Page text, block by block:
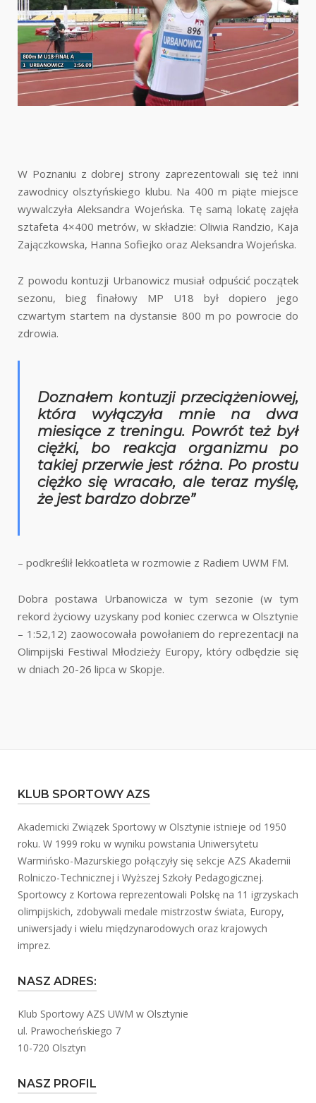
W Poznaniu z dobrej strony zaprezentowali się też inni
zawodnicy olsztyńskiego klubu. Na 400 m piąte miejsce
wywalczyła Aleksandra Wojeńska. Tę samą lokatę zajęła
sztafeta 4×400 metrów, w składzie: Oliwia Randzio, Kaja
Zajączkowska, Hanna Sofiejko oraz Aleksandra Wojeńska.
Z powodu kontuzji Urbanowicz musiał odpuścić początek
sezonu, bieg finałowy MP U18 był dopiero jego
czwartym startem na dystansie 800 m po powrocie do
zdrowia.
Doznałem kontuzji przeciążeniowej,
która wyłączyła mnie na dwa
miesiące z treningu. Powrót też był
ciężki, bo reakcja organizmu po
takiej przerwie jest różna. Po prostu
ciężko się wracało, ale teraz myślę,
że jest bardzo dobrze”
– podkreślił lekkoatleta w rozmowie z Radiem UWM FM.
Dobra postawa Urbanowicza w tym sezonie (w tym
rekord życiowy uzyskany pod koniec czerwca w Olsztynie
– 1:52,12) zaowocowała powołaniem do reprezentacji na
Olimpijski Festiwal Młodzieży Europy, który odbędzie się
w dniach 20-26 lipca w Skopje.
KLUB SPORTOWY AZS
Akademicki Związek Sportowy w Olsztynie istnieje od 1950
roku. W 1999 roku w wyniku powstania Uniwersytetu
Warmińsko-Mazurskiego połączyły się sekcje AZS Akademii
Rolniczo-Technicznej i Wyższej Szkoły Pedagogicznej.
Sportowcy z Kortowa reprezentowali Polskę na 11 igrzyskach
olimpijskich, zdobywali medale mistrzostw świata, Europy,
uniwersjady i wielu międzynarodowych oraz krajowych
imprez.
NASZ ADRES:
Klub Sportowy AZS UWM w Olsztynie
ul. Prawocheńskiego 7
10-720 Olsztyn
NASZ PROFIL